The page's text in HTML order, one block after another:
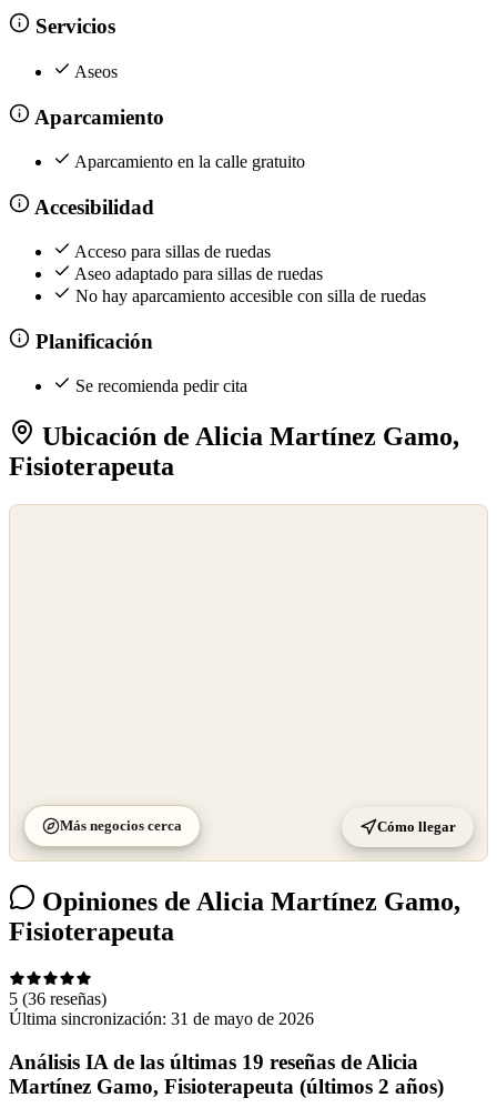
Servicios
Aseos
Aparcamiento
Aparcamiento en la calle gratuito
Accesibilidad
Acceso para sillas de ruedas
Aseo adaptado para sillas de ruedas
No hay aparcamiento accesible con silla de ruedas
Planificación
Se recomienda pedir cita
Ubicación de Alicia Martínez Gamo,
Fisioterapeuta
Más negocios cerca Cómo llegar
Opiniones de Alicia Martínez Gamo,
Fisioterapeuta
5 (36 reseñas)
Última sincronización: 31 de mayo de 2026
Análisis IA de las últimas 19 reseñas de Alicia
Martínez Gamo, Fisioterapeuta (últimos 2 años)